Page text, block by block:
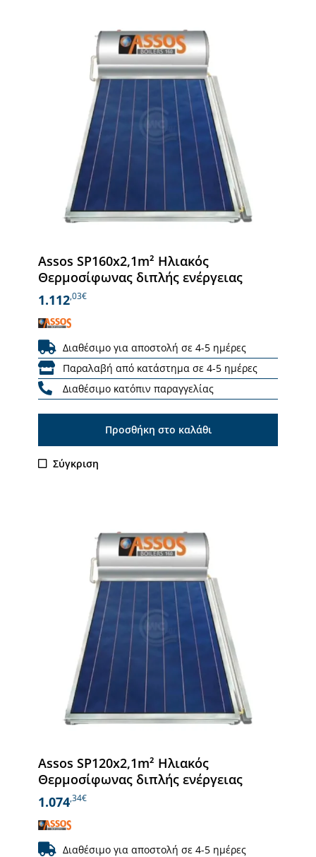
Assos SP160x2,1m² Ηλιακός
Θερμοσίφωνας διπλής ενέργειας
1.112,03€
Διαθέσιμο για αποστολή σε 4-5 ημέρες
Παραλαβή από κατάστημα σε 4-5 ημέρες
Διαθέσιμο κατόπιν παραγγελίας
Προσθήκη στο καλάθι
Σύγκριση
Assos SP120x2,1m² Ηλιακός
Θερμοσίφωνας διπλής ενέργειας
1.074,34€
Διαθέσιμο για αποστολή σε 4-5 ημέρες